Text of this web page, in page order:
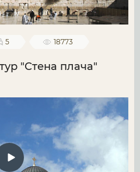
5 18773
"Стена плача"